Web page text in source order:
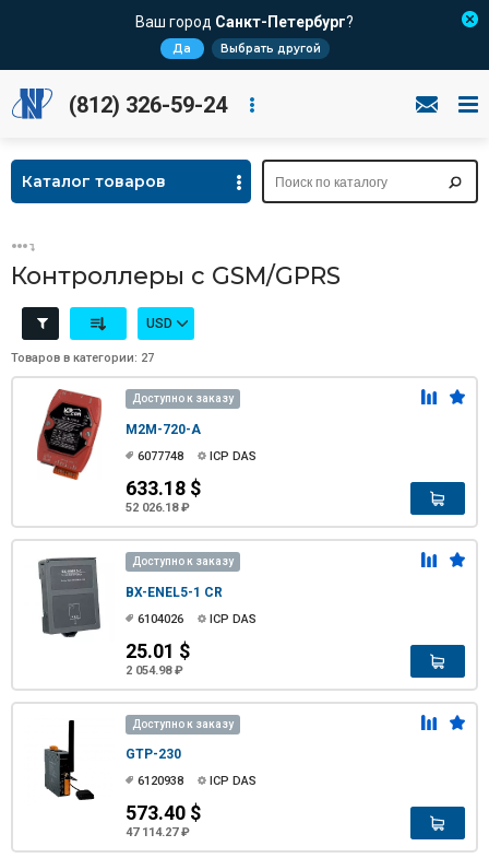
Ваш город Санкт-Петербург?
Да Выбрать другой
(812) 326-59-24
Каталог товаров
Контроллеры с GSM/GPRS
USD
Товаров в категории: 27
Доступно к заказу
M2M-720-A
6077748 ICP DAS
633.18 $
52 026.18 ₽
Доступно к заказу
BX-ENEL5-1 CR
6104026 ICP DAS
25.01 $
2 054.98 ₽
Доступно к заказу
GTP-230
6120938 ICP DAS
573.40 $
47 114.27 ₽